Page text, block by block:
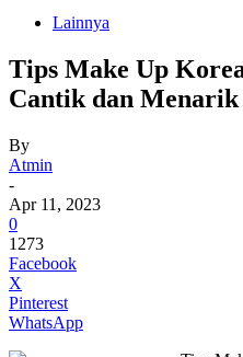
Lainnya
Tips Make Up
Cantik dan Menarik
By
Atmin
-
Apr 11, 2023
0
1273
Facebook
X
Pinterest
WhatsApp